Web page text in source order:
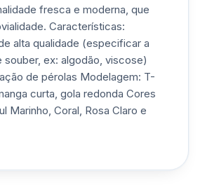
fresca e moderna, que
Características:
alta qualidade (especificar a
ex: algodão, viscose)
de pérolas Modelagem: T-
curta, gola redonda Cores
Marinho, Coral, Rosa Claro e